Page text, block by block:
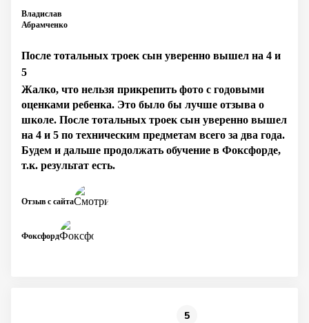
Владислав
Абрамченко
После тотальных троек сын уверенно вышел на 4 и
5
Жалко, что нельзя прикрепить фото с годовыми
оценками ребенка. Это было бы лучше отзыва о
школе. После тотальных троек сын уверенно вышел
на 4 и 5 по техническим предметам всего за два года.
Будем и дальше продолжать обучение в Фоксфорде,
т.к. результат есть.
Фоксфорд
Отзыв с сайта
5